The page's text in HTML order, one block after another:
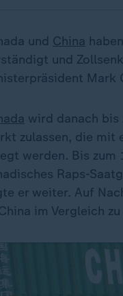
und China
und
Mark
wird danach bis
zulassen, die mit
werden. Bis zum
Raps-
er weiter. Auf
im Vergleich